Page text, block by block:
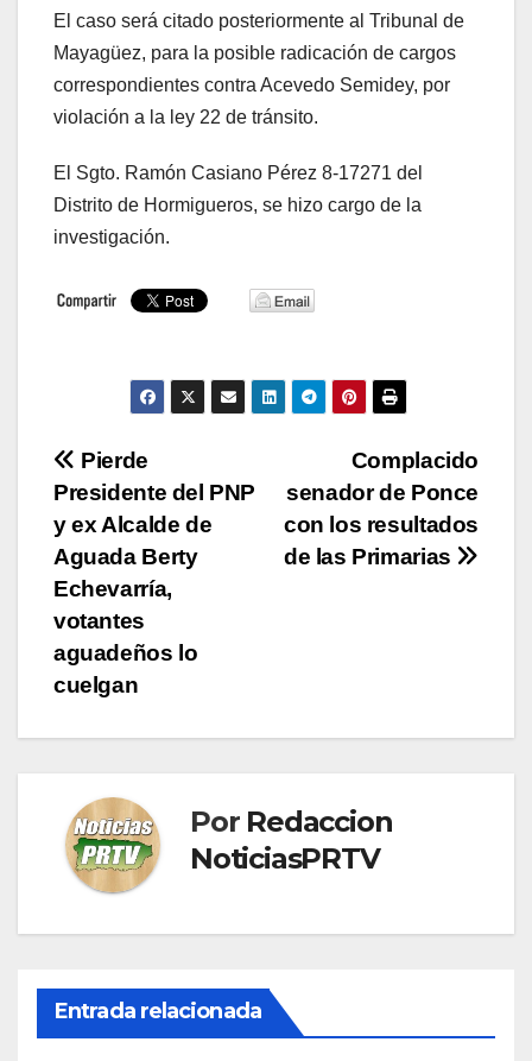
El caso será citado posteriormente al Tribunal de
Mayagüez, para la posible radicación de cargos
correspondientes contra Acevedo Semidey, por
violación a la ley 22 de tránsito.
El Sgto. Ramón Casiano Pérez 8-17271 del
Distrito de Hormigueros, se hizo cargo de la
investigación.
Navegación
de
entradas
Complacido
senador de Ponce
con los resultados
de las Primarias
Pierde
Presidente del PNP
y ex Alcalde de
Aguada Berty
Echevarría,
votantes
aguadeños lo
cuelgan
Por Redaccion
NoticiasPRTV
Entrada relacionada